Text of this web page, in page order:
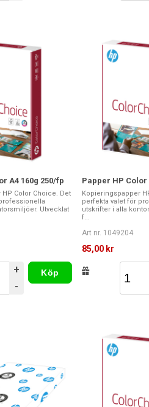
A4 160g 250/fp
Color Choice. Det
Utvecklat
+
-
Köp
Papper HP Color
Kopieringspapper
perfekta valet för
utskrifter i alla
f...
Art nr. 1049204
85,00 kr